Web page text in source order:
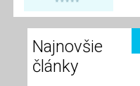
Najnovšie
články